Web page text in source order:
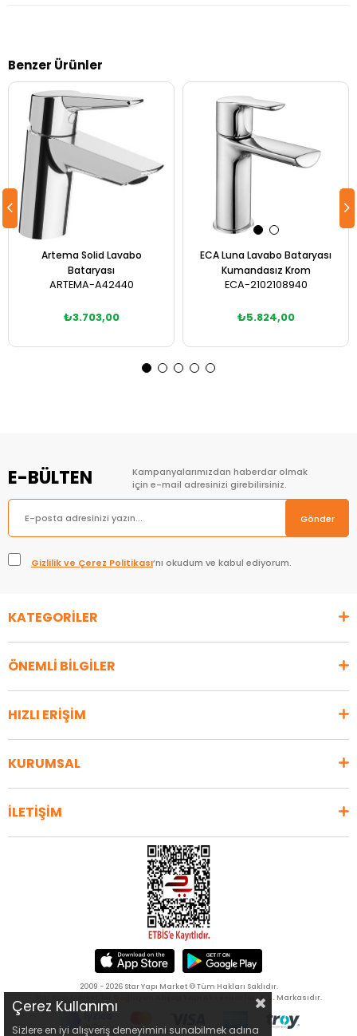
Benzer Ürünler
Artema Solid Lavabo
Bataryası
ARTEMA-A42440
₺3.703,00
ECA Luna Lavabo Bataryası
Kumandasız Krom
ECA-2102108940
₺5.824,00
E-BÜLTEN
Kampanyalarımızdan haberdar olmak
için e-mail adresinizi girebilirsiniz.
Gönder
Gizlilik ve Çerez Politikası’nı okudum ve kabul ediyorum.
KATEGORİLER
ÖNEMLİ BİLGİLER
HIZLI ERİŞİM
KURUMSAL
İLETİŞİM
2009 - 2026 Star Yapı Market © Tüm Hakları Saklıdır.
Çağlayan Ahşap Yapı Aksesuarları A.Ş. Markasıdır.
Çerez Kullanımı
Sizlere en iyi alışveriş deneyimini sunabilmek adına